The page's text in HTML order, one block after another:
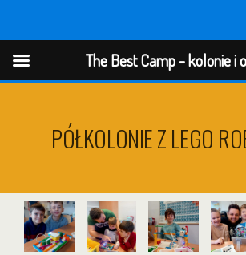
The Best Camp - kolonie i
PÓŁKOLONIE Z LEGO
The Best Camp - kolonie i